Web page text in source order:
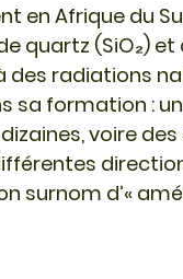
en Afrique du
quartz (SiO₂)
des radiations
sa formation : un
voire
surnom d’«